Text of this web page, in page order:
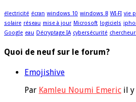
électricité écran windows 10 windows 8 WI-FI vie
solaire réseau mise à jour Microsoft logiciels
Google eau Décryptage IA cybersécurité
Quoi de neuf sur le forum?
Emojishive
Par Kamleu Noumi Emeric il y